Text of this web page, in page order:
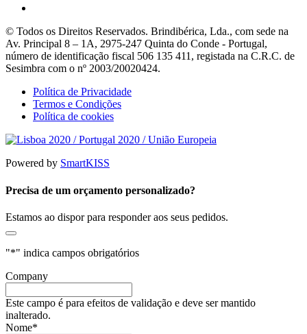
© Todos os Direitos Reservados. Brindibérica, Lda., com sede na
Av. Principal 8 – 1A, 2975-247 Quinta do Conde - Portugal,
número de identificação fiscal 506 135 411, registada na C.R.C. de
Sesimbra com o nº 2003/20020424.
Política de Privacidade
Termos e Condições
Política de cookies
Powered by SmartKISS
Precisa de um orçamento personalizado?
Estamos ao dispor para responder aos seus pedidos.
"*" indica campos obrigatórios
Company
Este campo é para efeitos de validação e deve ser mantido
inalterado.
Nome*